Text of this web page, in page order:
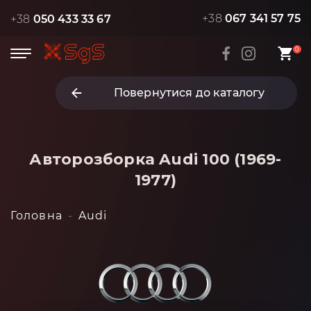
+38 050 433 33 67 +38 067 341 57 75
0
Повернутися до каталогу
Авторозборка Audi 100 (1969-
1977)
Головна Audi